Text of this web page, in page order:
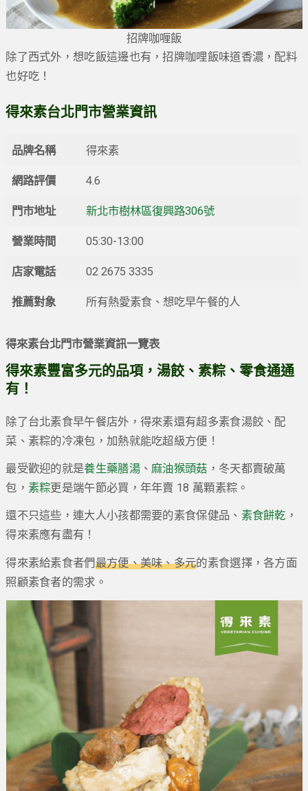
招牌咖喱飯
除了西式外，想吃飯這邊也有，招牌咖哩飯味道香濃，配料
也好吃！
得來素台北門市營業資訊
品牌名稱 得來素
網路評價 4.6
門市地址 新北市樹林區復興路306號
營業時間 05:30-13:00
店家電話 02 2675 3335
推薦對象 所有熱愛素食、想吃早午餐的人
得來素台北門市營業資訊一覽表
得來素豐富多元的品項，湯餃、素粽、零食通通
有！
除了台北素食早午餐店外，得來素還有超多素食湯餃、配
菜、素粽的冷凍包，加熱就能吃超級方便！
最受歡迎的就是養生藥膳湯、麻油猴頭菇 ，冬天都賣破萬
包， 素粽更是端午節必買，年年賣 18 萬顆素粽。
還不只這些，連大人小孩都需要的素食保健品、 素食餅乾 ，
得來素應有盡有！
得來素給素食者們最方便、美味、多元的素食選擇，各方面
照顧素食者的需求。